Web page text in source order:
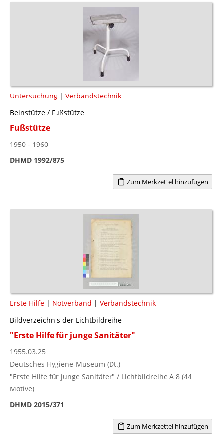
Untersuchung | Verbandstechnik
Beinstütze / Fußstütze
Fußstütze
1950 - 1960
DHMD 1992/875
Zum Merkzettel hinzufügen
Erste Hilfe | Notverband | Verbandstechnik
Bildverzeichnis der Lichtbildreihe
"Erste Hilfe für junge Sanitäter"
1955.03.25
Deutsches Hygiene-Museum (Dt.)
"Erste Hilfe für junge Sanitäter" / Lichtbildreihe A 8 (44
Motive)
DHMD 2015/371
Zum Merkzettel hinzufügen